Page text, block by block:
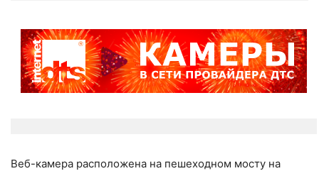
Веб-камера расположена на пешеходном мосту на